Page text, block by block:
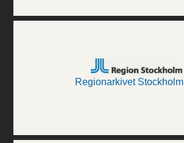
Regionarkivet Stockholm